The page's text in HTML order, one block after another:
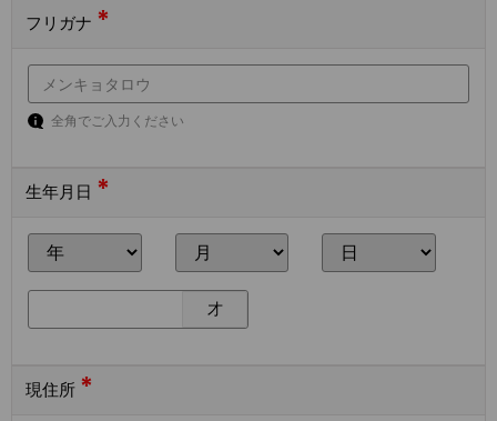
フリガナ *
全角でご入力ください
生年月日 *
才
現住所 *